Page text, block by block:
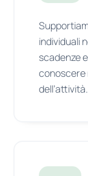
individuali
scadenze
conoscere
dell’attività.